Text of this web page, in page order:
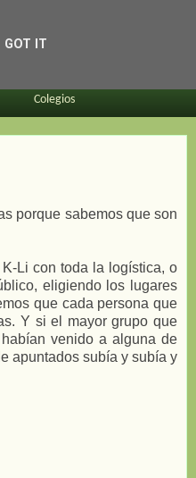
Colegios
porque sabemos que son
Li con toda la logística, o
eligiendo los lugares
que cada persona que
Y si el mayor grupo que
venido a alguna de
apuntados subía y subía y
GOT IT